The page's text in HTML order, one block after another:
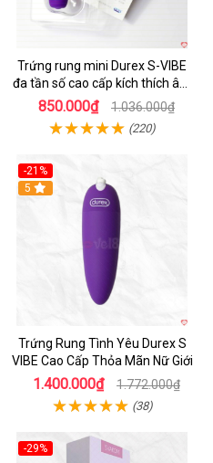
Trứng rung mini Durex S-VIBE
đa tần số cao cấp kích thích âm
đạo nữ giới
850.000₫ 1.036.000₫
(220)
-21%
Hot
5
Trứng Rung Tình Yêu Durex S
VIBE Cao Cấp Thỏa Mãn Nữ Giới
1.400.000₫ 1.772.000₫
(38)
-29%